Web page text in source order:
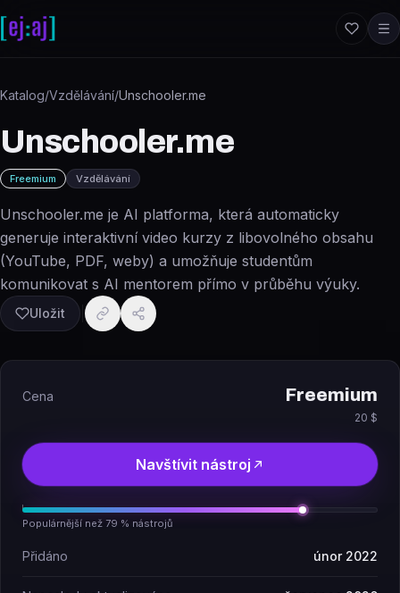
Katalog/Vzdělávání/Unschooler.me
Unschooler.me
Freemium Vzdělávání
Unschooler.me je AI platforma, která automaticky
generuje interaktivní video kurzy z libovolného obsahu
(YouTube, PDF, weby) a umožňuje studentům
komunikovat s AI mentorem přímo v průběhu výuky.
Uložit
Cena Freemium
20 $
Navštívit nástroj
Populárnější než 79 % nástrojů
Přidáno únor 2022